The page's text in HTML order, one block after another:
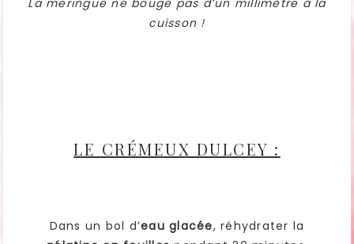
La meringue ne bouge pas d’un millimètre à la
cuisson !
LE CRÉMEUX DULCEY :
Dans un bol d’eau glacée, réhydrater la